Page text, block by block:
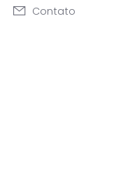
Contato